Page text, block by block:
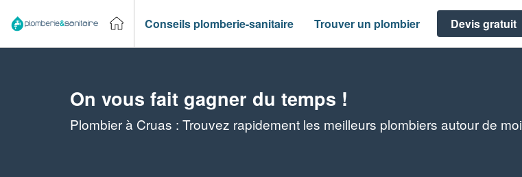
Conseils plomberie-sanitaire Trouver un plombier Devis gratuit
On vous fait gagner du temps !
Plombier à Cruas : Trouvez rapidement les meilleurs plombiers autour de moi